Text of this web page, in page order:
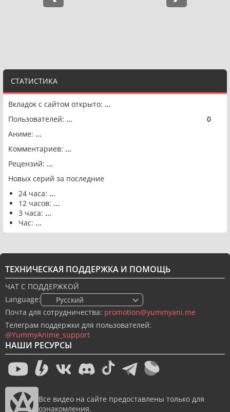
СТАТИСТИКА
Вкладок с сайтом открыто: ...
Пользователей: ... 0
Аниме: ...
Комментариев: ...
Рецензий: ...
Новых серий за последние
24 часа: ...
12 часов: ...
3 часа: ...
Час: ...
НАШИ РЕСУРСЫ
Все видео на сайте предоставлены только для
ознакомления.
ТЕХНИЧЕСКАЯ ПОДДЕРЖКА И ПОМОЩЬ
ЧАТ С ПОДДЕРЖКОЙ
Language:
🇷🇺 Русский
Почта для сотрудничества: promotion@yummyani.me
Телеграм поддержки для пользователей:
@YummyAnime_support